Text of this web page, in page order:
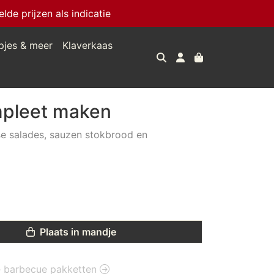
prijzen als indicatie
& meer
Klaverkaas
maken
salades, sauzen stokbrood en
Plaats in mandje
pakketten